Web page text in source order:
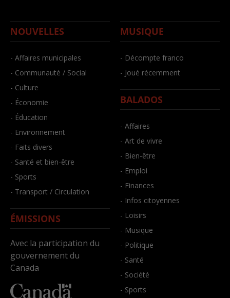
NOUVELLES
- Affaires municipales
- Communauté / Social
- Culture
- Économie
- Éducation
- Environnement
- Faits divers
- Santé et bien-être
- Sports
- Transport / Circulation
ÉMISSIONS
Avec la participation du
gouvernement du
Canada
MUSIQUE
- Décompte franco
- Joué récemment
BALADOS
- Affaires
- Art de vivre
- Bien-être
- Emploi
- Finances
- Infos citoyennes
- Loisirs
- Musique
- Politique
- Santé
- Société
- Sports